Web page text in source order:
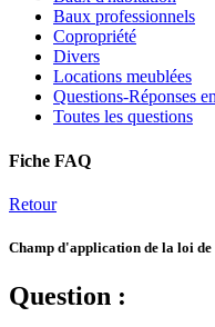
Baux professionnels
Copropriété
Divers
Locations meublées
Questions-Réponses
Toutes les questions
Fiche FAQ
Retour
Champ d'application de la loi
Question :